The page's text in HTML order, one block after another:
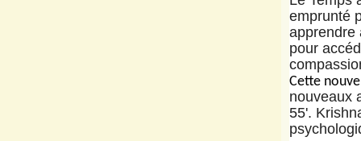
emprunté
apprendre
pour
Cette
nouveaux
55'.